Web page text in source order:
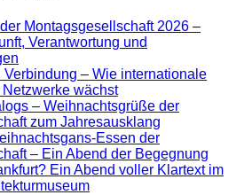
Montagsgesellschaft 2026 –
Verantwortung und
Verbindung – Wie internationale
wächst
– Weihnachtsgrüße der
zum Jahresausklang
Essen der
– Ein Abend der Begegnung
Ein Abend voller Klartext im